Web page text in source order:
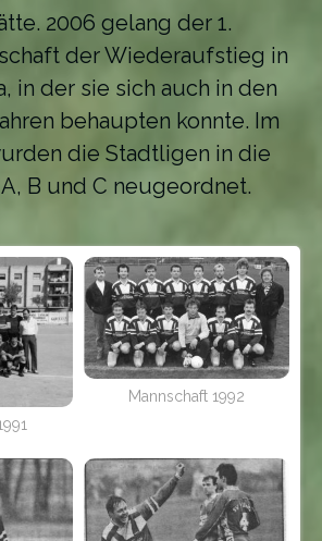
2006 gelang der 1.
der Wiederaufstieg in
in der sie sich auch in den
behaupten konnte. Im
die Stadtligen in die
B und C neugeordnet.
Mannschaft 1992